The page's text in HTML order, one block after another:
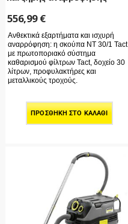
556,99€
Ανθεκτικά εξαρτήματα και ισχυρή
αναρρόφηση: η σκούπα NT 30/1 Tact
με πρωτοποριακό σύστημα
καθαρισμού φίλτρων Tact, δοχείο 30
λίτρων, προφυλακτήρες και
μεταλλικούς τροχούς.
ΠΡΟΣΘΉΚΗ ΣΤΟ ΚΑΛΆΘΙ